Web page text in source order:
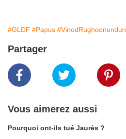
#GLDF #Papus #VinodRughoonundun
Partager
Vous aimerez aussi
Pourquoi ont-ils tué Jaurès ?